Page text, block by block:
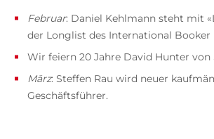
Februar: Daniel Kehlmann steht mit
der Longlist des International Booker
Wir feiern 20 Jahre David Hunter
März: Steffen Rau wird neuer
Geschäftsführer.